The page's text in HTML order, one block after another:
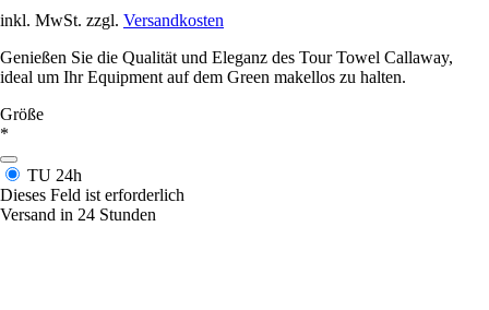
inkl. MwSt. zzgl. Versandkosten
Genießen Sie die Qualität und Eleganz des Tour Towel Callaway,
ideal um Ihr Equipment auf dem Green makellos zu halten.
Größe
*
TU 24h
Dieses Feld ist erforderlich
Versand in 24 Stunden